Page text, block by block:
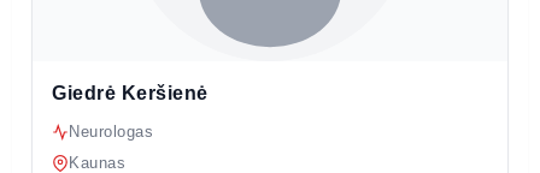
Giedrė Keršienė
Neurologas
Kaunas